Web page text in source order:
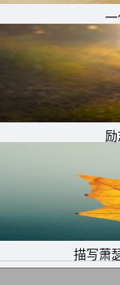
福的入口。
，和最终的道别。
描写萧